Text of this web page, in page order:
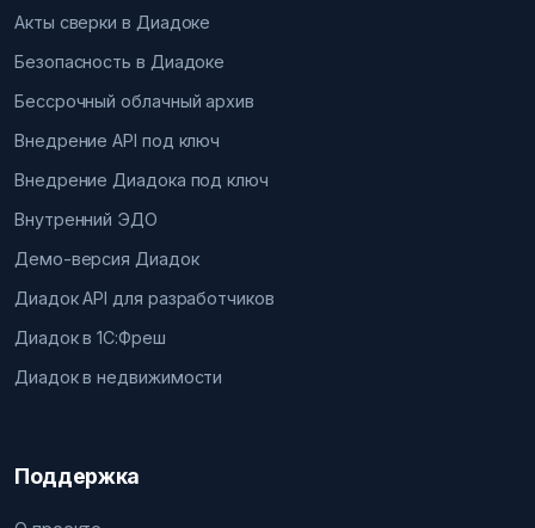
Акты сверки в Диадоке
Безопасность в Диадоке
Бессрочный облачный архив
Внедрение API под ключ
Внедрение Диадока под ключ
Внутренний ЭДО
Демо-версия Диадок
Диадок API для разработчиков
Диадок в 1С:Фреш
Диадок в недвижимости
Поддержка